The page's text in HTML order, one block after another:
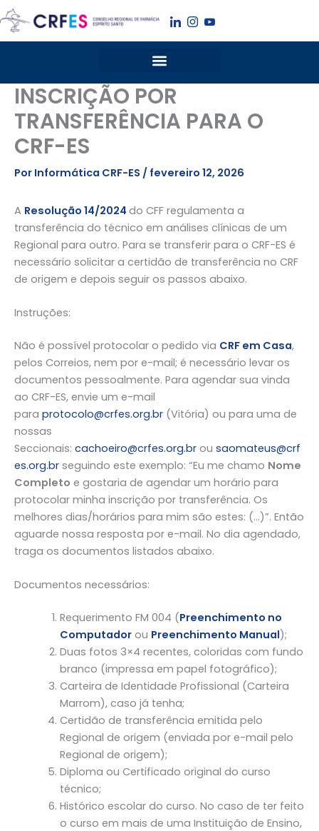
para
o
INSCRIÇÃO POR
TRANSFERÊNCIA PARA O
CRF-ES
Por Informática CRF-ES / fevereiro 12, 2026
A Resolução 14/2024 do CFF regulamenta a
transferência do técnico em análises clínicas de um
Regional para outro. Para se transferir para o CRF-ES é
necessário solicitar a certidão de transferência no CRF
de origem e depois seguir os passos abaixo.
Instruções:
Não é possível protocolar o pedido via CRF em Casa,
pelos Correios, nem por e-mail; é necessário levar os
documentos pessoalmente. Para agendar sua vinda
ao CRF-ES, envie um e-mail
para protocolo@crfes.org.br (Vitória) ou para uma de
nossas
Seccionais: cachoeiro@crfes.org.br ou saomateus@crf
es.org.br seguindo este exemplo: “Eu me chamo Nome
Completo e gostaria de agendar um horário para
protocolar minha inscrição por transferência. Os
melhores dias/horários para mim são estes: (…)”. Então
aguarde nossa resposta por e-mail. No dia agendado,
traga os documentos listados abaixo.
Documentos necessários:
Requerimento FM 004 (Preenchimento no
Computadorou Preenchimento Manual);
Duas fotos 3×4 recentes, coloridas com fundo
branco (impressa em papel fotográfico);
Carteira de Identidade Profissional (Carteira
Marrom), caso já tenha;
Certidão de transferência emitida pelo
Regional de origem (enviada por e-mail pelo
Regional de origem);
Diploma ou Certificado original do curso
técnico;
Histórico escolar do curso. No caso de ter feito
o curso em mais de uma Instituição de Ensino,